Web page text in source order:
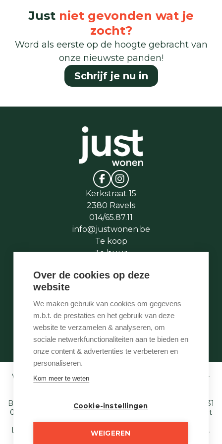
Just niet gevonden wat je
zocht?
Word als eerste op de hoogte gebracht van
onze nieuwste panden!
Schrijf je nu in
Kerkstraat 15
2380 Ravels
014/65.87.11
info@justwonen.be
Te koop
Te huur
Stukje geschiedenis
Onze services
Contact
Te vroeg
Eigenaarslogin
Vastgoedmakelaar-bemiddelaar BIV België BIV 507.005 -
Belgium (polisnr. 730.390.160) - Derdenrekening: BE97 1431
0000 1849. Toezichthoudende autoriteit: Beroepsinstituut
van Vastgoedmakelaars,
Luxemburgstraat 16 B te 1000 Brussel - T. 02 505 38 50 E.
Over de cookies op deze
website
We maken gebruik van cookies om gegevens
m.b.t. de prestaties en het gebruik van deze
website te verzamelen & analyseren, om
sociale netwerkfunctionaliteiten aan te bieden en
onze content & advertenties te verbeteren en
personaliseren.
Kom meer te weten
Cookie-instellingen
WEIGEREN